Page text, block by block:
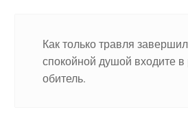
Как только травля
спокойной душой входите
обитель.